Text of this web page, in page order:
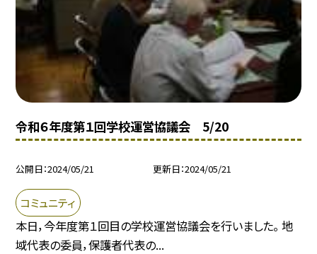
令和６年度第１回学校運営協議会 5/20
公開日 2024/05/21 更新日 2024/05/21
コミュニティ
本日，今年度第１回目の学校運営協議会を行いました。 地
域代表の委員，保護者代表の...